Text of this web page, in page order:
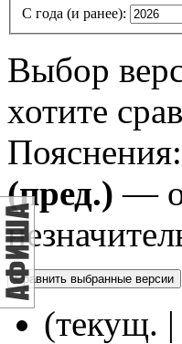
С года (и ранее):
Выбор
хотите
Пояснения:
(пред.) —
(текущ. |